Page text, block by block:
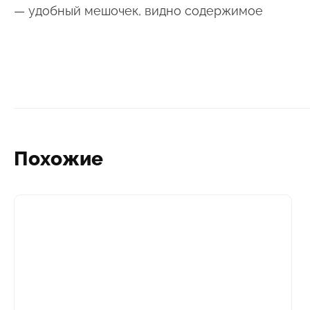
— удобный мешочек, видно содержимое
Похожие